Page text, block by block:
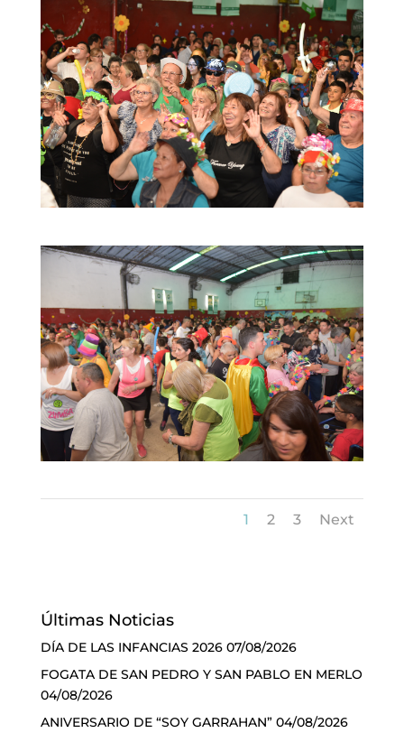
1 2 3 Next
Últimas Noticias
DÍA DE LAS INFANCIAS 2026 07/08/2026
FOGATA DE SAN PEDRO Y SAN PABLO EN MERLO
04/08/2026
ANIVERSARIO DE “SOY GARRAHAN” 04/08/2026